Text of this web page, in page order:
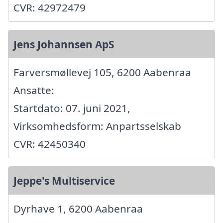
CVR: 42972479
Jens Johannsen ApS
Farversmøllevej 105, 6200 Aabenraa
Ansatte:
Startdato: 07. juni 2021,
Virksomhedsform: Anpartsselskab
CVR: 42450340
Jeppe's Multiservice
Dyrhave 1, 6200 Aabenraa